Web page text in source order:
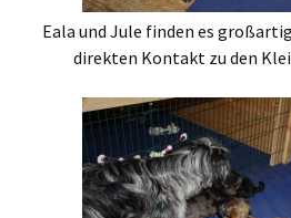
Eala und Jule finden es
direkten Kontakt zu den